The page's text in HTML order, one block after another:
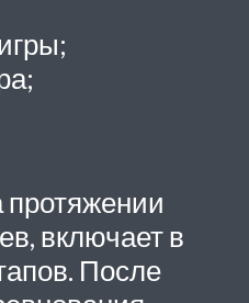
протяжении
включает в
После